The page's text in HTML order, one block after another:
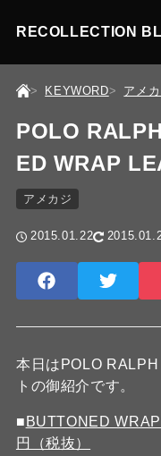
RECOLLECTION
KEYWORD アメ
POLO
ED WRAP
アメカジ
2015.01.22
本日はPOLO
トの御紹介です。
■ BUTTONED
円（税抜）